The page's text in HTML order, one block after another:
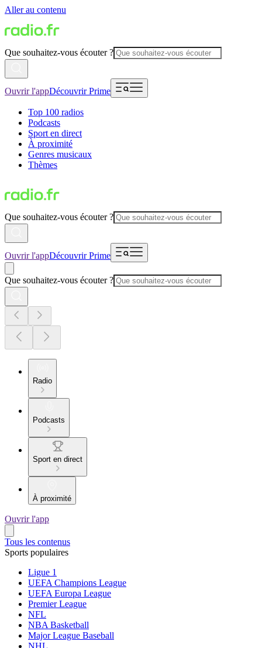
Aller au contenu
Que souhaitez-vous écouter ?
Ouvrir l'appDécouvrir Prime
Top 100 radios
Podcasts
Sport en direct
À proximité
Genres musicaux
Thèmes
Que souhaitez-vous écouter ?
Ouvrir l'appDécouvrir Prime
Que souhaitez-vous écouter ?
Radio
Podcasts
Sport en direct
À proximité
Ouvrir l'app
Tous les contenus
Sports populaires
Ligue 1
UEFA Champions League
UEFA Europa League
Premier League
NFL
NBA Basketball
Major League Baseball
NHL